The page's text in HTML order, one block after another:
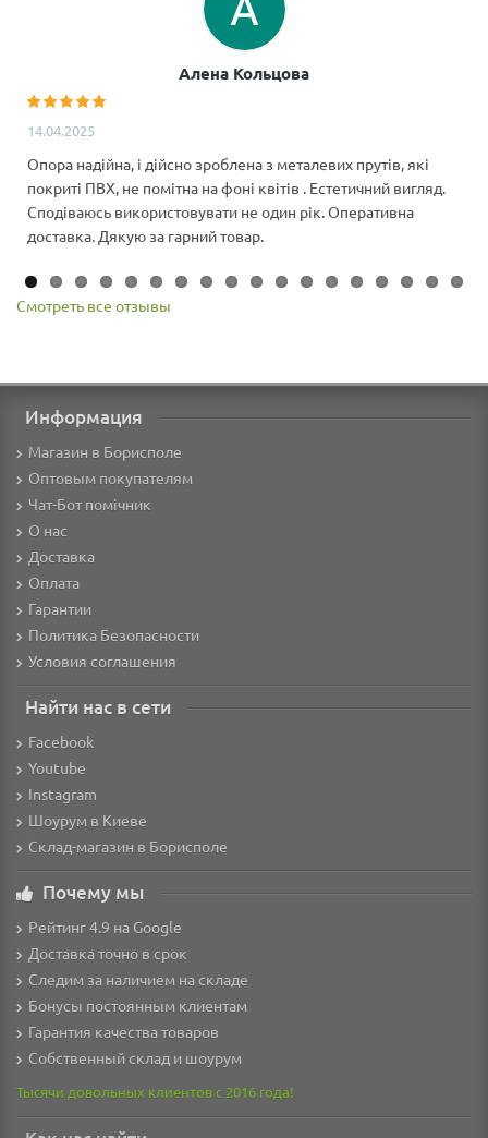
Алена Кольцова
14.04.2025
Опора надійна, і дійсно зроблена з металевих прутів, які
покриті ПВХ, не помітна на фоні квітів . Естетичний вигляд.
Сподіваюсь використовувати не один рік. Оперативна
доставка. Дякую за гарний товар.
Смотреть все отзывы
Информация
Магазин в Борисполе
Оптовым покупателям
Чат-Бот помічник
О нас
Доставка
Оплата
Гарантии
Политика Безопасности
Условия соглашения
Найти нас в сети
Facebook
Youtube
Instagram
Шоурум в Киеве
Склад-магазин в Борисполе
Почему мы
Рейтинг 4.9 на Google
Доставка точно в срок
Следим за наличием на складе
Бонусы постоянным клиентам
Гарантия качества товаров
Собственный склад и шоурум
Тысячи довольных клиентов с 2016 года!